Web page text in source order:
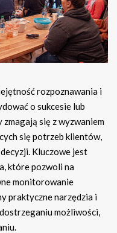
rozpoznawania i
o sukcesie lub
się z wyzwaniem
się potrzeb klientów,
Kluczowe jest
które pozwoli na
monitorowanie
praktyczne narzędzia i
możliwości,